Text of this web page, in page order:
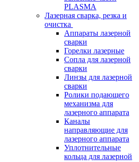
PLASMA
Лазерная сварка, резка и
очистка
Аппараты лазерной
сварки
Горелки лазерные
Сопла для лазерной
сварки
Линзы для лазерной
сварки
Ролики подающего
механизма для
лазерного аппарата
Каналы
направляющие для
лазерного аппарата
Уплотнительные
кольца для лазерной